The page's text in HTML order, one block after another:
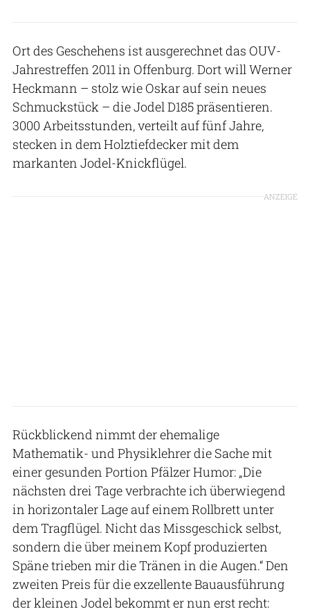
Ort des Geschehens ist ausgerechnet das OUV-
Jahrestreffen 2011 in Offenburg. Dort will Werner
Heckmann – stolz wie Oskar auf sein neues
Schmuckstück – die Jodel D185 präsentieren.
3000 Arbeitsstunden, verteilt auf fünf Jahre,
stecken in dem Holztiefdecker mit dem
markanten Jodel-Knickflügel.
ANZEIGE
Rückblickend nimmt der ehemalige
Mathematik- und Physiklehrer die Sache mit
einer gesunden Portion Pfälzer Humor: „Die
nächsten drei Tage verbrachte ich überwiegend
in horizontaler Lage auf einem Rollbrett unter
dem Tragflügel. Nicht das Missgeschick selbst,
sondern die über meinem Kopf produzierten
Späne trieben mir die Tränen in die Augen.“ Den
zweiten Preis für die exzellente Bauausführung
der kleinen Jodel bekommt er nun erst recht: